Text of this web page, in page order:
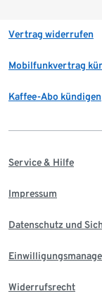
Vertrag widerrufen
Mobilfunkvertrag
Kaffee-Abo kündigen
Service & Hilfe
Impressum
Datenschutz und
Widerrufsrecht